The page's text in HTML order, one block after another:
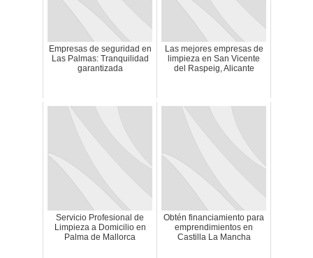
Empresas de seguridad en
Las Palmas: Tranquilidad
garantizada
Las mejores empresas de
limpieza en San Vicente
del Raspeig, Alicante
Servicio Profesional de
Limpieza a Domicilio en
Palma de Mallorca
Obtén financiamiento para
emprendimientos en
Castilla La Mancha